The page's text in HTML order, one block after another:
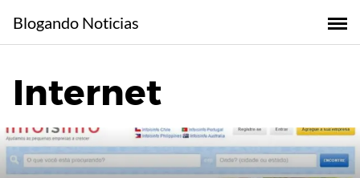
content
Blogando Noticias
Internet